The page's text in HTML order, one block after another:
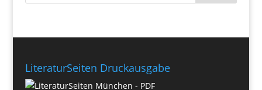
LiteraturSeiten Druckausgabe